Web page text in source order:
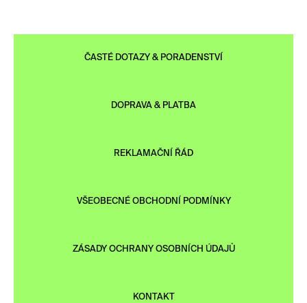
ČASTÉ DOTAZY & PORADENSTVÍ
DOPRAVA & PLATBA
REKLAMAČNÍ ŘÁD
VŠEOBECNÉ OBCHODNÍ PODMÍNKY
ZÁSADY OCHRANY OSOBNÍCH ÚDAJŮ
KONTAKT